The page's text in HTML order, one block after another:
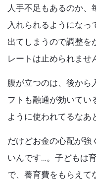
人手不足もあるのか、
入れられるようになっ
出てしまうので調整を
レートは止められませ
腹が立つのは、後から
フトも融通が効いてい
ように使われてるなあ
だけどお金の心配が強
いんです…。子どもは
で、養育費をもらえて